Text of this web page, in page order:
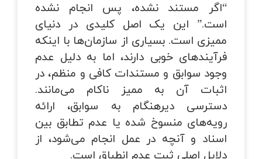
“اگر مستند نشده، پس انجام نشده
است.” این یک اصل کلیدی در دنیای
ممیزی است. بسیاری از سازمان‌ها با اینکه
فرآیندهای خوبی دارند، اما به دلیل عدم
وجود سوابق و مستندات کافی و منظم، در
اثبات آن به ممیز ناکام می‌مانند.
دسترسی دیرهنگام به سوابق، ارائه
رویه‌های منسوخ شده یا عدم تطابق بین
اسناد و آنچه در عمل انجام می‌شود، از